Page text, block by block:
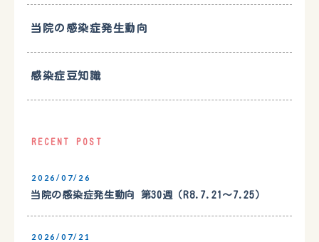
当院の感染症発生動向
感染症豆知識
RECENT POST
2026/07/26
当院の感染症発生動向 第30週（R8.7.21〜7.25）
2026/07/21